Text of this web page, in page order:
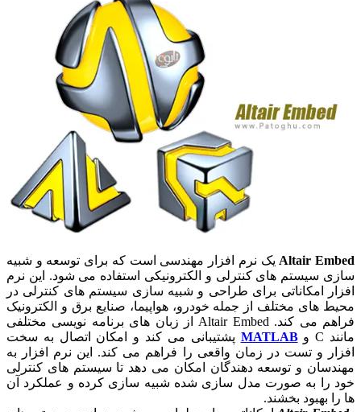
Altair Embed یک نرم افزار مهندسی است که برای توسعه و شبیه
سازی سیستم های کنترلی و الکترونیکی استفاده می شود. این نرم
افزار امکاناتی برای طراحی و شبیه سازی سیستم های کنترلی در
محیط های مختلف از جمله خودرو، هواپیما، صنایع برق و الکترونیک
فراهم می کند. Altair Embed از زبان های برنامه نویسی مختلفی
مانند C و
MATLAB پشتیبانی می کند و امکان اتصال به سخت
افزار و تست در زمان واقعی را فراهم می کند. این نرم افزار به
مهندسان و توسعه دهندگان امکان می دهد تا سیستم های کنترلی
خود را به صورت مدل سازی شده شبیه سازی کرده و عملکرد آن
ها را بهبود بخشند.